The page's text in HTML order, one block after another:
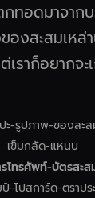
กทอดมาจาก
องสะสมเหล่
ราก็อยากจะ
ะ-รูปภาพ-ของสะ
เข็มกลัด-แหนบ
โทรศัพท์-บัตรสะส
-โปสการ์ด-ตราปร